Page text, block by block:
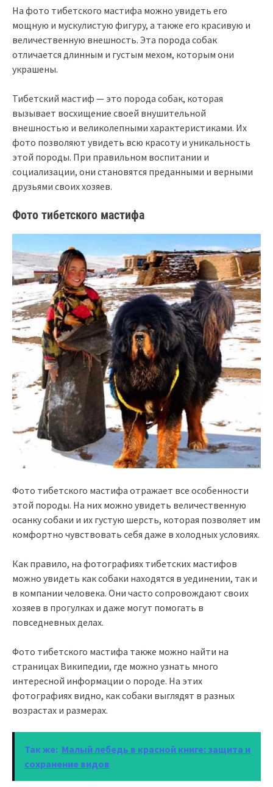
На фото тибетского мастифа можно увидеть его
мощную и мускулистую фигуру, а также его красивую и
величественную внешность. Эта порода собак
отличается длинным и густым мехом, которым они
украшены.
Тибетский мастиф — это порода собак, которая
вызывает восхищение своей внушительной
внешностью и великолепными характеристиками. Их
фото позволяют увидеть всю красоту и уникальность
этой породы. При правильном воспитании и
социализации, они становятся преданными и верными
друзьями своих хозяев.
Фото тибетского мастифа
Фото тибетского мастифа отражает все особенности
этой породы. На них можно увидеть величественную
осанку собаки и их густую шерсть, которая позволяет им
комфортно чувствовать себя даже в холодных условиях.
Как правило, на фотографиях тибетских мастифов
можно увидеть как собаки находятся в уединении, так и
в компании человека. Они часто сопровождают своих
хозяев в прогулках и даже могут помогать в
повседневных делах.
Фото тибетского мастифа также можно найти на
страницах Википедии, где можно узнать много
интересной информации о породе. На этих
фотографиях видно, как собаки выглядят в разных
возрастах и размерах.
Так же: Малый лебедь в красной книге: защита и
сохранение видов